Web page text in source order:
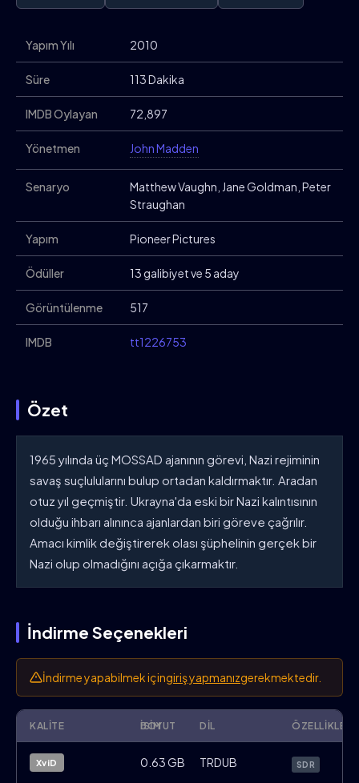
Yapım Yılı 2010
Süre 113 Dakika
IMDB Oylayan 72,897
Yönetmen John Madden
Senaryo
Matthew Vaughn, Jane Goldman, Peter
Straughan
Yapım Pioneer Pictures
Ödüller 13 galibiyet ve 5 aday
Görüntülenme 517
IMDB tt1226753
Özet
1965 yılında üç MOSSAD ajanının görevi, Nazi rejiminin
savaş suçlulularını bulup ortadan kaldırmaktır. Aradan
otuz yıl geçmiştir. Ukrayna'da eski bir Nazi kalıntısının
olduğu ihbarı alınınca ajanlardan biri göreve çağrılır.
Amacı kimlik değiştirerek olası şüphelinin gerçek bir
Nazi olup olmadığını açığa çıkarmaktır.
İndirme Seçenekleri
İndirme yapabilmek içingiriş yapmanızgerekmektedir.
KALITE İSIM
BOYUT DIL ÖZELLIKLER
XviD The.Debt.2010.BRRip.XviD.TR.Filmbol
0.63 GB TRDUB SDR